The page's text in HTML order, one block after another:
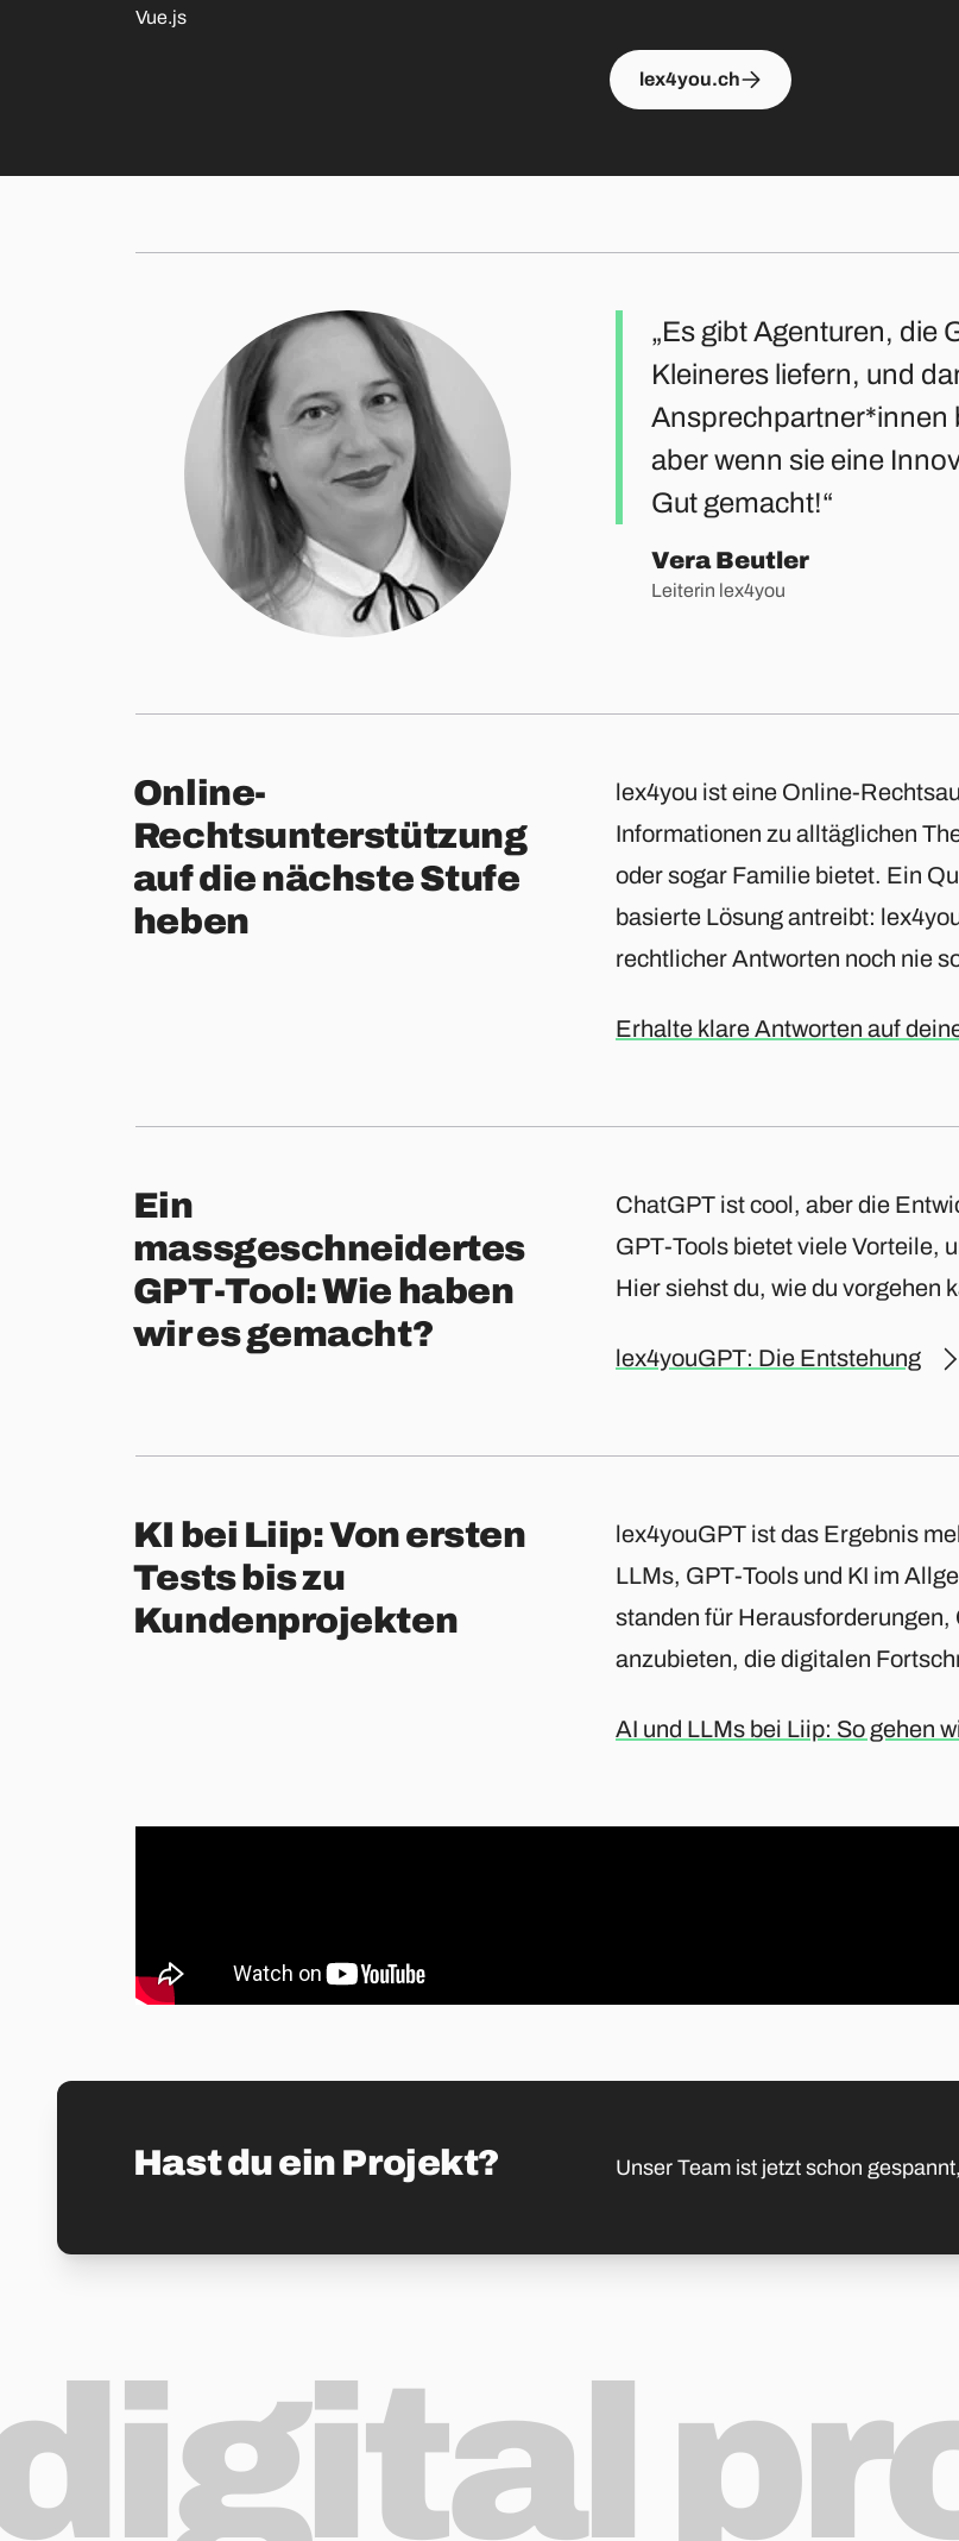
Vue.js
lex4you.ch
Es gibt Agenturen, die
Kleineres liefern, und
Ansprechpartner*innen
aber wenn sie eine
Gut gemacht!
Vera Beutler
Leiterin lex4you
Online-
Rechtsunterstützung
auf die nächste Stufe
heben
lex4you ist eine Online-
Informationen zu alltäglichen
oder sogar Familie bietet. Ein
basierte Lösung antreibt:
rechtlicher Antworten noch nie
Erhalte klare Antworten auf
Ein
massgeschneidertes
GPT-Tool: Wie haben
wir es gemacht?
ChatGPT ist cool, aber die
GPT-Tools bietet viele Vorteile,
Hier siehst du, wie du vorgehen
lex4youGPT: Die Entstehung
KI bei Liip: Von ersten
Tests bis zu
Kundenprojekten
lex4youGPT ist das Ergebnis
LLMs, GPT-Tools und KI im
standen für
anzubieten, die digitalen
AI und LLMs bei Liip: So gehen
Hast du ein Projekt? Unser Team ist jetzt schon